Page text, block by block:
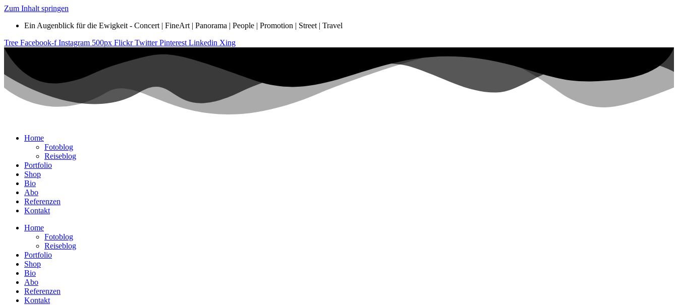
Zum Inhalt springen
Ein Augenblick für die Ewigkeit - Concert | FineArt | Panorama | People | Promotion | Street | Travel
Tree Facebook-f Instagram 500px Flickr Twitter Pinterest Linkedin Xing
Home
Fotoblog
Reiseblog
Portfolio
Shop
Bio
Abo
Referenzen
Kontakt
Home
Fotoblog
Reiseblog
Portfolio
Shop
Bio
Abo
Referenzen
Kontakt